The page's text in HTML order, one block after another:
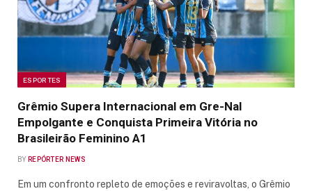
ESPORTES
Grêmio Supera Internacional em Gre-Nal
Empolgante e Conquista Primeira Vitória no
Brasileirão Feminino A1
BY REPÓRTER NEWS
Em um confronto repleto de emoções e reviravoltas, o Grêmio